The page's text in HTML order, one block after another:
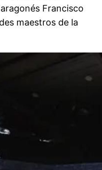
Francisco
maestros de la